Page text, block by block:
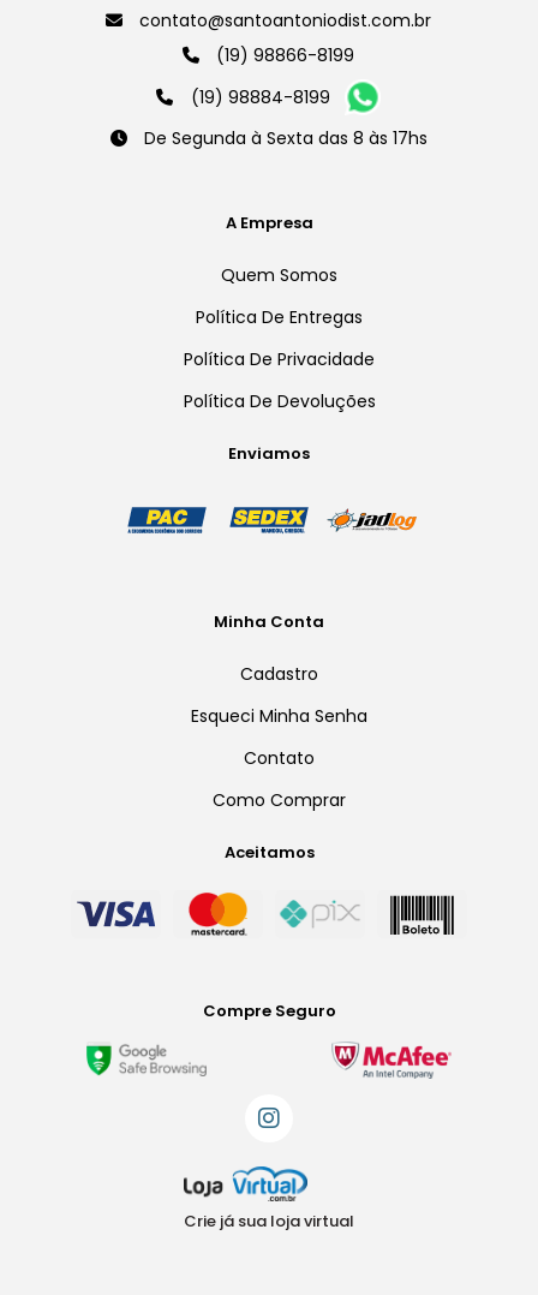
contato@santoantoniodist.com.br
(19) 98866-8199
(19) 98884-8199
De Segunda à Sexta das 8 às 17hs
A Empresa
Quem Somos
Política De Entregas
Política De Privacidade
Política De Devoluções
Enviamos
Minha Conta
Cadastro
Esqueci Minha Senha
Contato
Como Comprar
Aceitamos
Compre Seguro
Crie já sua loja virtual